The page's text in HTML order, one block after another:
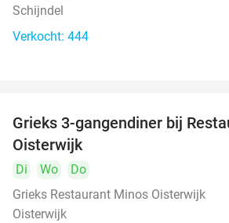
Schijndel
Verkocht: 444
Grieks 3-gangendiner bij
Oisterwijk
Di Wo
Do
Grieks Restaurant Minos Oisterwijk
Oisterwijk